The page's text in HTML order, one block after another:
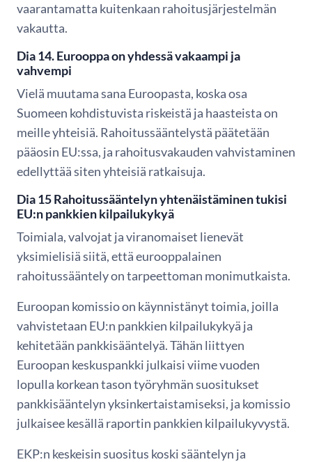
vaarantamatta kuitenkaan rahoitusjärjestelmän
vakautta.
Dia 14. Eurooppa on yhdessä vakaampi ja
vahvempi
Vielä muutama sana Euroopasta, koska osa
Suomeen kohdistuvista riskeistä ja haasteista on
meille yhteisiä. Rahoitussääntelystä päätetään
pääosin EU:ssa, ja rahoitusvakauden vahvistaminen
edellyttää siten yhteisiä ratkaisuja.
Dia 15 Rahoitussääntelyn yhtenäistäminen tukisi
EU:n pankkien kilpailukykyä
Toimiala, valvojat ja viranomaiset lienevät
yksimielisiä siitä, että eurooppalainen
rahoitussääntely on tarpeettoman monimutkaista.
Euroopan komissio on käynnistänyt toimia, joilla
vahvistetaan EU:n pankkien kilpailukykyä ja
kehitetään pankkisääntelyä. Tähän liittyen
Euroopan keskuspankki julkaisi viime vuoden
lopulla korkean tason työryhmän suositukset
pankkisääntelyn yksinkertaistamiseksi, ja komissio
julkaisee kesällä raportin pankkien kilpailukyvystä.
EKP:n keskeisin suositus koski sääntelyn ja